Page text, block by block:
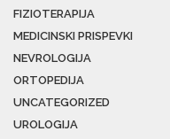
FIZIOTERAPIJA
MEDICINSKI PRISPEVKI
NEVROLOGIJA
ORTOPEDIJA
UNCATEGORIZED
UROLOGIJA